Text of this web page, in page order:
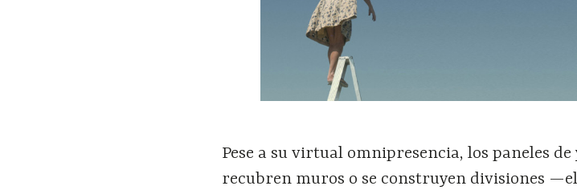
Pese a su virtual omnipresencia, los paneles de
recubren muros o se construyen divisiones